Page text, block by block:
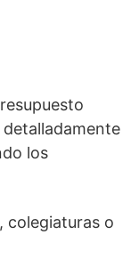
los
colegiaturas o